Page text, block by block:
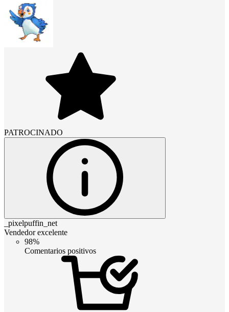
PATROCINADO
_pixelpuffin_net
Vendedor excelente
98%
Comentarios positivos